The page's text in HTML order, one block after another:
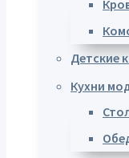
Детские
Кухни